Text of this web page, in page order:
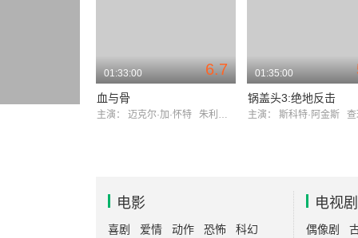
6.7
01:33:00
血与骨
主演： 迈克尔·加·怀特 朱利安·山德斯
01:35:00
锅盖头3:绝地反击
主演： 斯科特·阿金斯 查
电影
喜剧 爱情 动作 恐怖 科幻
电视剧
偶像剧